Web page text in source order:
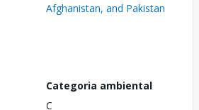
Afghanistan, and Pakistan
Categoria ambiental
C